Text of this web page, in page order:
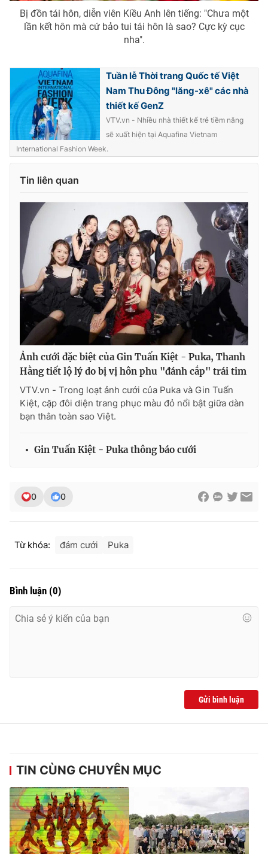
Bị đồn tái hôn, diễn viên Kiều Anh lên tiếng: "Chưa một
lần kết hôn mà cứ bảo tui tái hôn là sao? Cực kỳ cục
nha".
Tuần lễ Thời trang Quốc tế Việt
Nam Thu Đông "lăng-xê" các nhà
thiết kế GenZ
VTV.vn - Nhiều nhà thiết kế trẻ tiềm năng
sẽ xuất hiện tại Aquafina Vietnam
International Fashion Week.
Tin liên quan
Ảnh cưới đặc biệt của Gin Tuấn Kiệt - Puka, Thanh
Hằng tiết lộ lý do bị vị hôn phu "đánh cắp" trái tim
VTV.vn - Trong loạt ảnh cưới của Puka và Gin Tuấn
Kiệt, cặp đôi diện trang phục màu đỏ nổi bật giữa dàn
bạn thân toàn sao Việt.
Gin Tuấn Kiệt - Puka thông báo cưới
0 0
Từ khóa: đám cưới Puka
Bình luận (0)
Gửi bình luận
TIN CÙNG CHUYÊN MỤC